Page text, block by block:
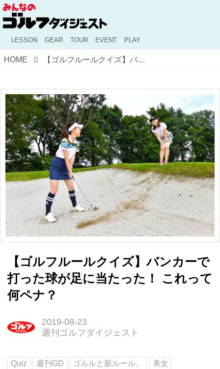
LESSON GEAR TOUR EVENT PLAY
HOME 【ゴルフルールクイズ】バンカーで打った球が足に当たった！ これって何ペナ？
【ゴルフルールクイズ】バンカーで
打った球が足に当たった！ これって
何ペナ？
2019-08-23
週刊ゴルフダイジェスト
Quiz 週刊GD ゴルルと新ルール。
美女